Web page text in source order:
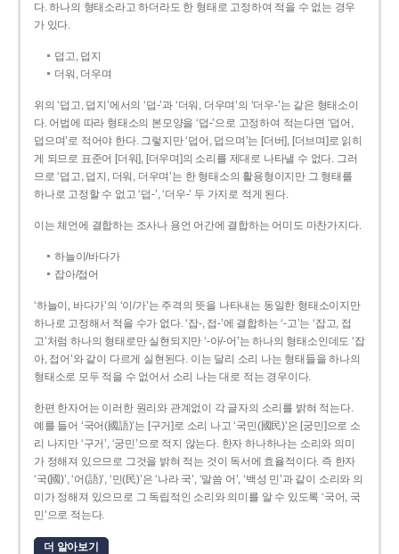
다. 하나의 형태소라고 하더라도 한 형태로 고정하여 적을 수 없는 경우
가 있다.
덥고, 덥지
더워, 더우며
위의 ‘덥고, 덥지’에서의 ‘덥-­’과 ‘더워, 더우며’의 ‘더우-­’는 같은 형태소이
다. 어법에 따라 형태소의 본모양을 ‘덥-­’으로 고정하여 적는다면 ‘덥어,
덥으며’로 적어야 한다. 그렇지만 ‘덥어, 덥으며’는 [더버], [더브며]로 읽히
게 되므로 표준어 [더워], [더우며]의 소리를 제대로 나타낼 수 없다. 그러
므로 ‘덥고, 덥지, 더워, 더우며’는 한 형태소의 활용형이지만 그 형태를
하나로 고정할 수 없고 ‘덥-’, ‘더우-’ 두 가지로 적게 된다.
이는 체언에 결합하는 조사나 용언 어간에 결합하는 어미도 마찬가지다.
하늘이/바다가
잡아/접어
‘하늘이, 바다가’의 ‘이/가’는 주격의 뜻을 나타내는 동일한 형태소이지만
하나로 고정해서 적을 수가 없다. ‘잡-, 접-’에 결합하는 ‘-고’는 ‘잡고, 접
고’처럼 하나의 형태로만 실현되지만 ‘-아/-어’는 하나의 형태소인데도 ‘잡
아, 접어’와 같이 다르게 실현된다. 이는 달리 소리 나는 형태들을 하나의
형태소로 모두 적을 수 없어서 소리 나는 대로 적는 경우이다.
한편 한자어는 이러한 원리와 관계없이 각 글자의 소리를 밝혀 적는다.
예를 들어 ‘국어(國語)’는 [구거]로 소리 나고 ‘국민(國民)’은 [궁민]으로 소
리 나지만 ‘구거’, ‘궁민’으로 적지 않는다. 한자 하나하나는 소리와 의미
가 정해져 있으므로 그것을 밝혀 적는 것이 독서에 효율적이다. 즉 한자
‘국(國)’, ‘어(語)’, ‘민(民)’은 ‘나라 국’, ‘말씀 어’, ‘백성 민’과 같이 소리와 의
미가 정해져 있으므로 그 독립적인 소리와 의미를 알 수 있도록 ‘국어, 국
민’으로 적는다.
더 알아보기